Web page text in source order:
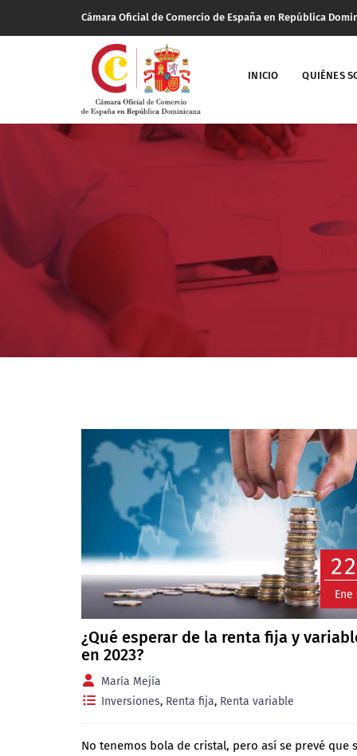
Cámara Oficial de Comercio de España en República
INICIO QUIÉNES
22
Ene
¿Qué esperar de la renta fija y
en 2023?
María Mejía
Inversiones, Renta fija, Renta variable
No tenemos bola de cristal, pero así se prevé que